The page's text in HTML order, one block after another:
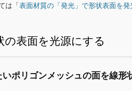
は「表面材質の「発光」で形状表面を
の表面を光源にする
ポリゴンメッシュの面を線形